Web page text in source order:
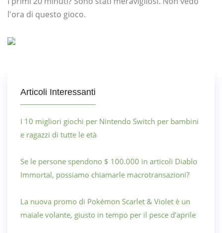
l'ora di questo gioco.
Articoli Interessanti
I 10 migliori giochi per Nintendo Switch per bambini
e ragazzi di tutte le età
Se le persone spendono $ 100.000 in articoli Diablo
Immortal, possiamo chiamarle macrotransazioni?
La nuova promo di Pokémon Scarlet & Violet è un
maiale volante, giusto in tempo per il pesce d'aprile